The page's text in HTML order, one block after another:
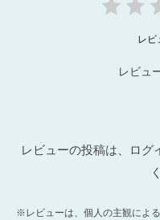
レビ
レビュ
レビューの投稿は、ログ
※レビューは、個人の主観によ